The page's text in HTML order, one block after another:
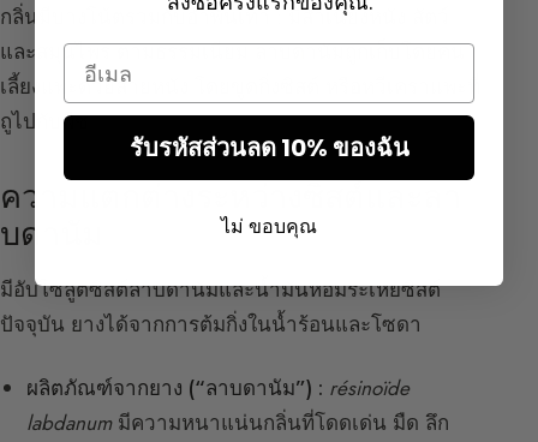
กลิ่นมีบางโน้ตร่วมกับอำพันเทา : มีสำเนียงหนัง สัตว์
และสมุนไพร ตามธรรมเนียม ลาบดานัมถูกเก็บโดยคน
เลี้ยงแพะด้วยสายหนัง โดยขูดกิ่งซิสต์ หรือหวีเคราแพะที่
ถูไปกับพืช
ความแตกต่างระหว่างซิสต์และลา
บดานัม
มีอับโซลูตซิสต์ลาบดานัมและน้ำมันหอมระเหยซิสต์
ปัจจุบัน ยางได้จากการต้มกิ่งในน้ำร้อนและโซดา
ผลิตภัณฑ์จากยาง (“ลาบดานัม”) : résinoïde
labdanumมีความหนาแน่นกลิ่นที่โดดเด่น มืด ลึก
Email
รับรหัสส่วนลด 10% ของฉัน
ไม่ ขอบคุณ